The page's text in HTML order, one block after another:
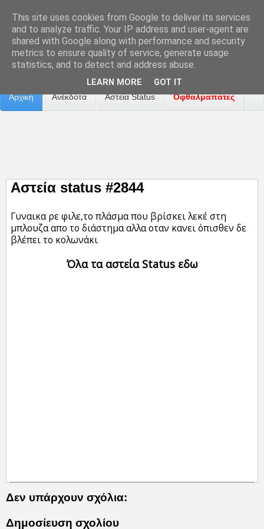
Επικοινωνία Διαφήμιση Αναφορά Προβλήματος
Αρχική Ανέκδοτα Αστεία Status Οφθαλμαπάτες
Αστεία status #2844
Γυναικα ρε φιλε,το πλάσμα που βρίσκει λεκέ στη
μπλουζα απο το διάστημα αλλα οταν κανει όπισθεν δε
βλέπει το κολωνάκι
Όλα τα αστεία Status εδω
Δεν υπάρχουν σχόλια:
Δημοσίευση σχολίου
This site uses cookies from Google to deliver its services
and to analyze traffic. Your IP address and user-agent are
shared with Google along with performance and security
metrics to ensure quality of service, generate usage
statistics, and to detect and address abuse.
LEARN MORE GOT IT